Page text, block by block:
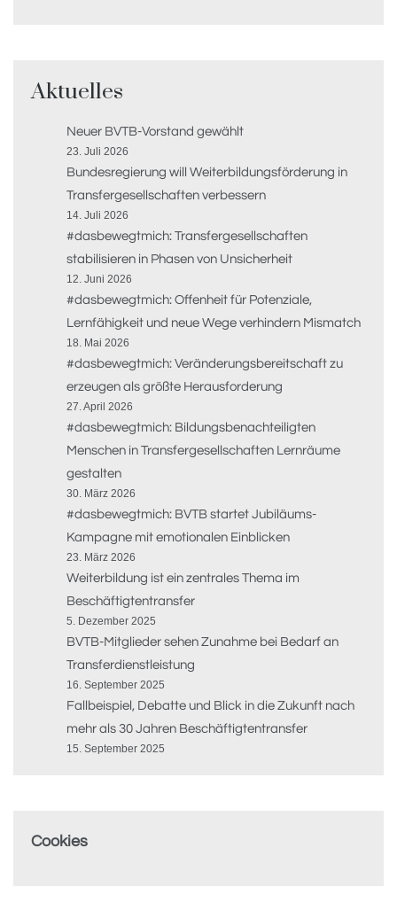
Aktuelles
Neuer BVTB-Vorstand gewählt
23. Juli 2026
Bundesregierung will Weiterbildungsförderung in
Transfergesellschaften verbessern
14. Juli 2026
#dasbewegtmich: Transfergesellschaften
stabilisieren in Phasen von Unsicherheit
12. Juni 2026
#dasbewegtmich: Offenheit für Potenziale,
Lernfähigkeit und neue Wege verhindern Mismatch
18. Mai 2026
#dasbewegtmich: Veränderungsbereitschaft zu
erzeugen als größte Herausforderung
27. April 2026
#dasbewegtmich: Bildungsbenachteiligten
Menschen in Transfergesellschaften Lernräume
gestalten
30. März 2026
#dasbewegtmich: BVTB startet Jubiläums-
Kampagne mit emotionalen Einblicken
23. März 2026
Weiterbildung ist ein zentrales Thema im
Beschäftigtentransfer
5. Dezember 2025
BVTB-Mitglieder sehen Zunahme bei Bedarf an
Transferdienstleistung
16. September 2025
Fallbeispiel, Debatte und Blick in die Zukunft nach
mehr als 30 Jahren Beschäftigtentransfer
15. September 2025
Cookies